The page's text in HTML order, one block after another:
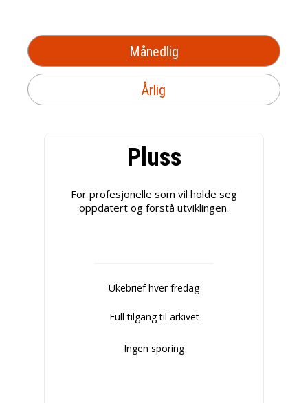
Månedlig
Årlig
Pluss
For profesjonelle som vil holde seg
oppdatert og forstå utviklingen.
Ukebrief hver fredag
Full tilgang til arkivet
Ingen sporing